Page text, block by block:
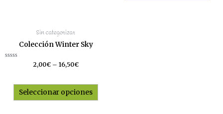
Sin categorizar
Colección Winter Sky
2,00€ – 16,50€
Seleccionar opciones